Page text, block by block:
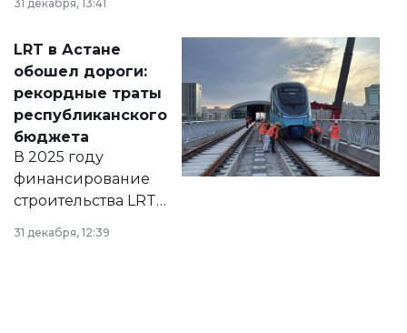
2028 годы.
документ
появился в базе
нормативных
правовых актов и
на сайте маслихат
города.
31 декабря, 13:41
LRT в Астане
обошел дороги:
рекордные траты
республиканского
бюджета
В 2025 году
финансирование
строительства LRT
в Астане из
республиканского
31 декабря, 12:39